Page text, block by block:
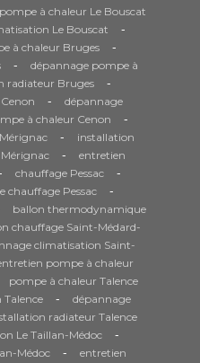
à chaleur Le Bouscat
Le Bouscat -
à chaleur Bruges -
-
dépannage pompe à
radiateur Bruges -
-
dépannage
à chaleur Cenon -
-
installation
-
entretien
chauffage Pessac -
chauffage Pessac -
ballon thermodynamique
chauffage Saint-Médard-
climatisation Saint-
pompe à chaleur
pompe à chaleur Talence
-
dépannage
radiateur Talence
Le Taillan-Médoc -
Médoc -
entretien